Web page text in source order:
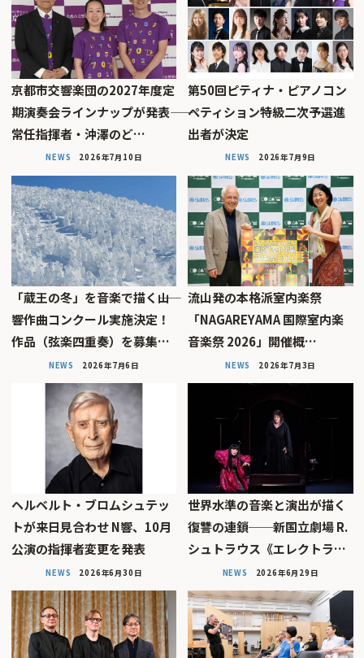
京都市交響楽団の2027年度定
期演奏会ラインナップが発表――
常任指揮者・沖澤のど…
NEWS 2026年7月10日
第50回ピティナ・ピアノコン
ペティション特級二次予選進
出者が決定
NEWS 2026年7月9日
「蔵王の冬」を音楽で描く――山
響作曲コンクール実施決定！
作品（弦楽四重奏）を募集…
NEWS 2026年7月6日
流山発の本格派室内楽祭
「NAGAREYAMA 国際室内楽
音楽祭 2026」開催概…
NEWS 2026年7月3日
ヘルベルト・ブロムシュテッ
トが来日見合わせ N響、10月
公演の指揮者変更を発表
NEWS 2026年6月30日
世界水準の音楽と演出が描く
復讐の連鎖──新国立劇場 R.
シュトラウス《エレクトラ…
NEWS 2026年6月29日